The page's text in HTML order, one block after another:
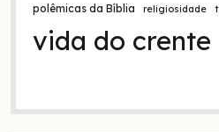
polêmicas da Bíblia religiosidade
vida do crente